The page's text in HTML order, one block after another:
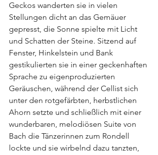
Geckos wanderten sie in vielen
Stellungen dicht an das Gemäuer
gepresst, die Sonne spielte mit Licht
und Schatten der Steine. Sitzend auf
Fenster, Hinkelstein und Bank
gestikulierten sie in einer geckenhaften
Sprache zu eigenproduzierten
Geräuschen, während der Cellist sich
unter den rotgefärbten, herbstlichen
Ahorn setzte und schließlich mit einer
wunderbaren, melodiösen Suite von
Bach die Tänzerinnen zum Rondell
lockte und sie wirbelnd dazu tanzten,